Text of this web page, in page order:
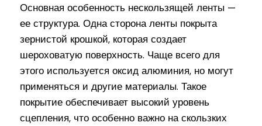
Основная особенность нескользящей ленты —
ее структура. Одна сторона ленты покрыта
зернистой крошкой, которая создает
шероховатую поверхность. Чаще всего для
этого используется оксид алюминия, но могут
применяться и другие материалы. Такое
покрытие обеспечивает высокий уровень
сцепления, что особенно важно на скользких